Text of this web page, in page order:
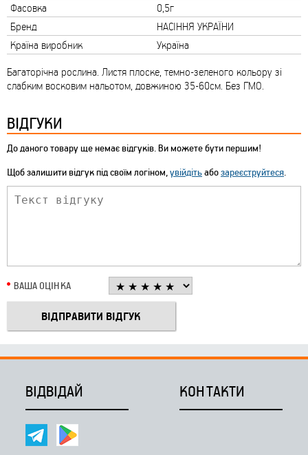
Фасовка
0,5г
Бренд
НАСІННЯ УКРАЇНИ
Країна виробник
Україна
Багаторічна рослина. Листя плоске, темно-зеленого кольору зі
слабким восковим нальотом, довжиною 35-60см. Без ГМО.
ВІДГУКИ
До даного товару ще немає відгуків. Ви можете бути першим!
Щоб залишити відгук під своїм логіном,увійдітьабозареєструйтеся.
ВАША ОЦІНКА
ВІДВІДАЙ КОНТАКТИ